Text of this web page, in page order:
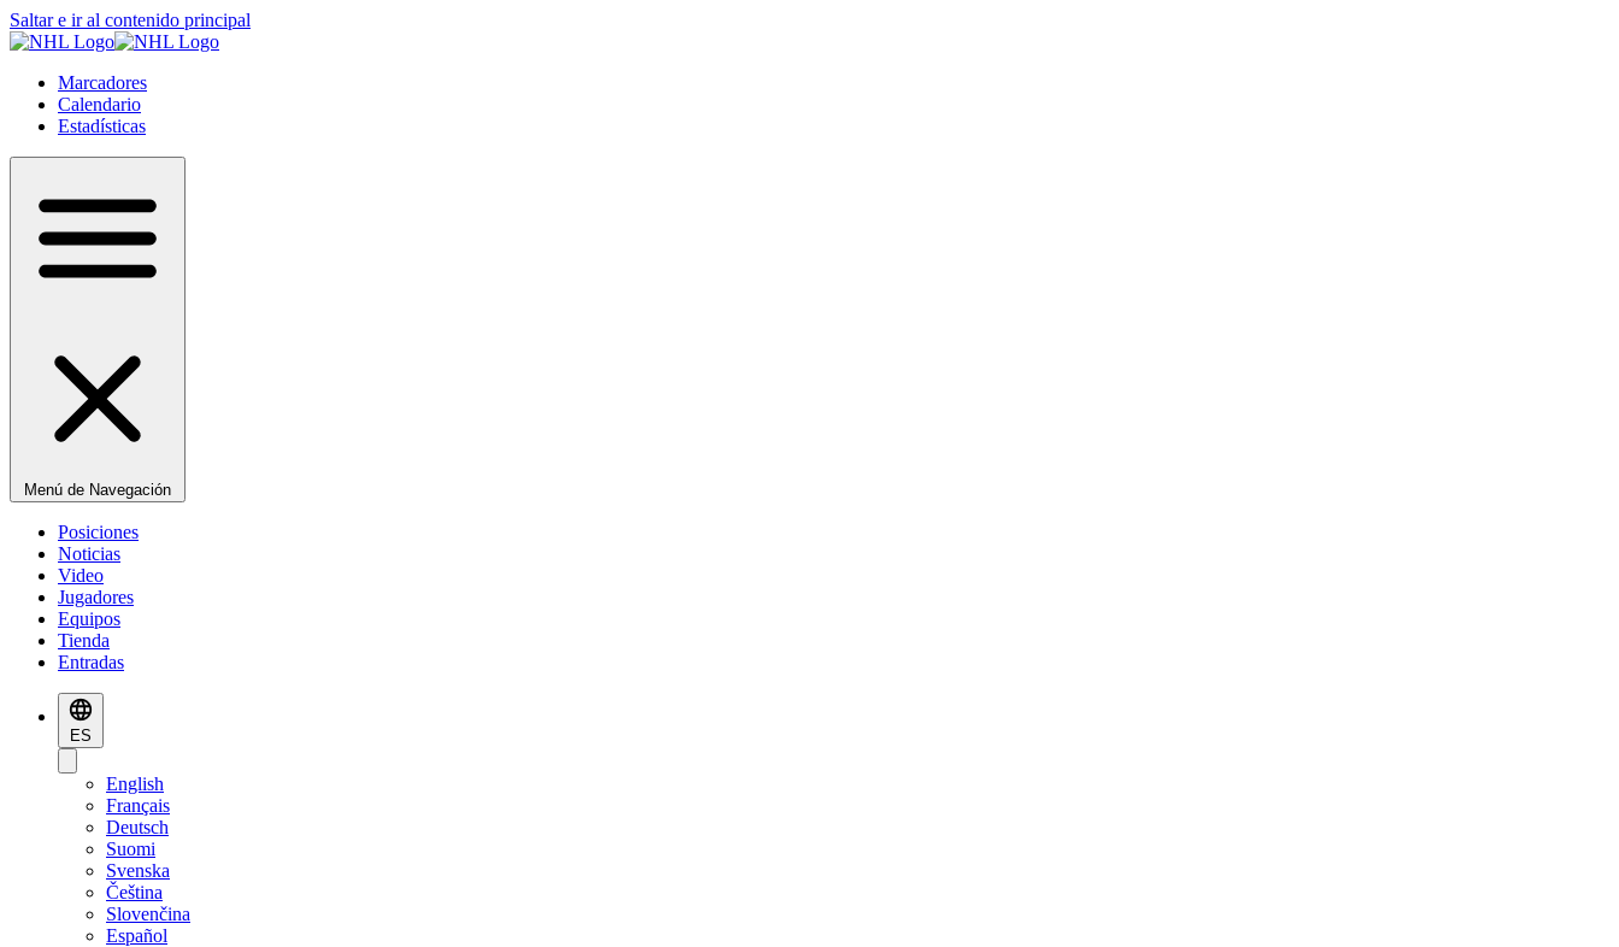
Saltar e ir al contenido principal
Marcadores
Calendario
Estadísticas
Menú de Navegación
Posiciones
Noticias
Video
Jugadores
Equipos
Tienda
Entradas
ES
English
Français
Deutsch
Suomi
Svenska
Čeština
Slovenčina
Español